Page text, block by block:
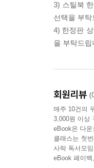
3) 스틸북
선택을 부탁
4) 한정판
을 부탁드립
회원리뷰
매주 10건의
3,000원 이상
eBook은 다
클래스는 첫
사락 독서모
eBook 페이